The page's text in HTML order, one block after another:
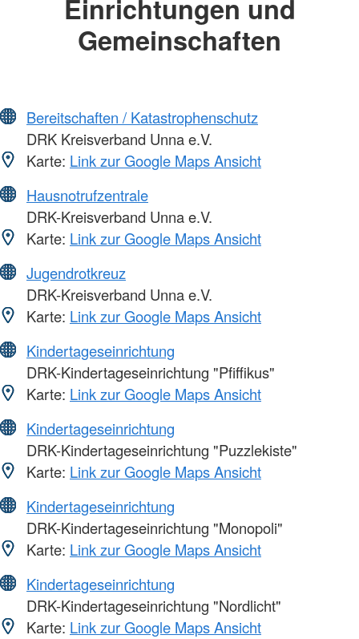
Einrichtungen und
Gemeinschaften
Bereitschaften / Katastrophenschutz
DRK Kreisverband Unna e.V.
Karte: Link zur Google Maps Ansicht
Hausnotrufzentrale
DRK-Kreisverband Unna e.V.
Karte: Link zur Google Maps Ansicht
Jugendrotkreuz
DRK-Kreisverband Unna e.V.
Karte: Link zur Google Maps Ansicht
Kindertageseinrichtung
DRK-Kindertageseinrichtung "Pfiffikus"
Karte: Link zur Google Maps Ansicht
Kindertageseinrichtung
DRK-Kindertageseinrichtung "Puzzlekiste"
Karte: Link zur Google Maps Ansicht
Kindertageseinrichtung
DRK-Kindertageseinrichtung "Monopoli"
Karte: Link zur Google Maps Ansicht
Kindertageseinrichtung
DRK-Kindertageseinrichtung "Nordlicht"
Karte: Link zur Google Maps Ansicht